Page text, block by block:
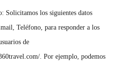
Solicitamos los siguientes datos
Teléfono, para responder a los
de
. Por ejemplo, podemos